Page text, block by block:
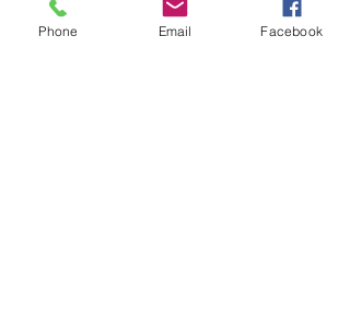
nouvelles
Phone Email Facebook